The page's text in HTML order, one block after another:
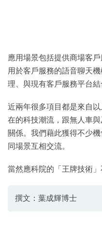
應用場景包括提供商場客
用於客戶服務的語音聊天
理、與現有客戶服務平台結
近兩年很多項目都是來自
在的科技潮流，跟無人車
關係。我們藉此獲得不少
同場景互相交流。
當然應科院的「王牌技術
撰文：葉成輝博士